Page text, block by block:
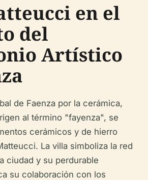
en el
del
Artístico
de Faenza por la cerámica,
al término "fayenza", se
cerámicos y de hierro
La villa simboliza la red
ciudad y su perdurable
su colaboración con los